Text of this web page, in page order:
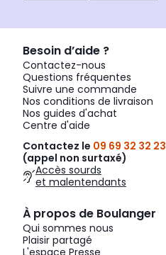
Besoin d’aide ?
Contactez-nous
Questions fréquentes
Suivre une commande
Nos conditions de livraison
Nos guides d'achat
Centre d'aide
Contactez le 09 69 32 32 23
(appel non surtaxé)
Accès sourds
et malentendants
À propos de Boulanger
Qui sommes nous
Plaisir partagé